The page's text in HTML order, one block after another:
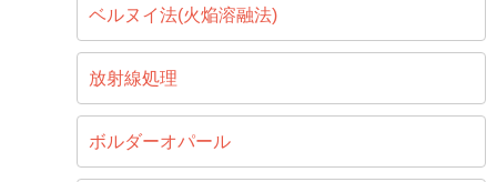
ベルヌイ法(火焔溶融法)
放射線処理
ボルダーオパール